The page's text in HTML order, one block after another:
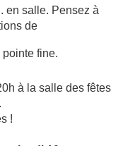
en salle. Pensez à
de
pointe fine.
à la salle des fêtes
!